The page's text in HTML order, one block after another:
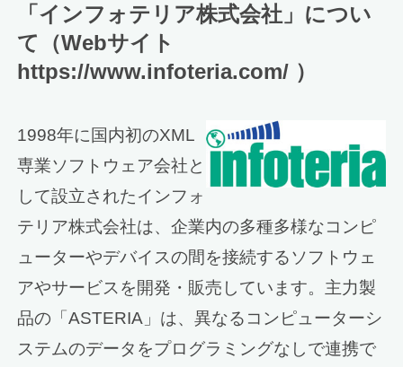
「インフォテリア株式会社」につい
て（Webサイト
https://www.infoteria.com/ ）
1998年に国内初のXML
専業ソフトウェア会社と
して設立されたインフォ
テリア株式会社は、企業内の多種多様なコンピ
ューターやデバイスの間を接続するソフトウェ
アやサービスを開発・販売しています。主力製
品の「ASTERIA」は、異なるコンピューターシ
ステムのデータをプログラミングなしで連携で